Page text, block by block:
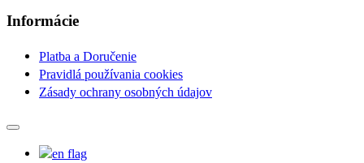
Informácie
Platba a Doručenie
Pravidlá používania cookies
Zásady ochrany osobných údajov